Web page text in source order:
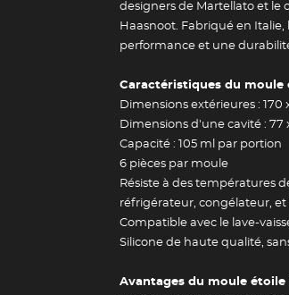
designers de Martellato et le
Haasnoot. Fabriqué en
performance et une
Caractéristiques du moule
Dimensions extérieures : 170
Dimensions d'une cavité :
Capacité : 105 ml par portion
6 pièces par moule
Résiste à des températures
réfrigérateur, congélateur, et
Compatible avec le lave-
Silicone de haute qualité,
Avantages du moule étoile